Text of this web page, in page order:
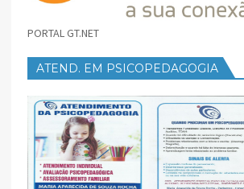
PORTAL GT.NET
ATEND. EM PSICOPEDAGOGIA